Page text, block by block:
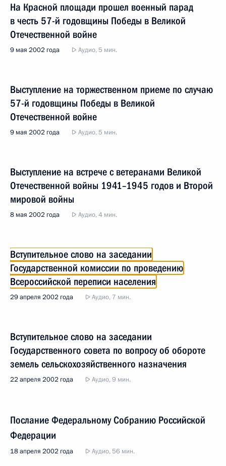
На Красной площади прошел военный парад
в честь 57-й годовщины Победы в Великой
Отечественной войне
9 мая 2002 года Аудио, 5 мин.
Выступление на торжественном приеме по случаю
57-й годовщины Победы в Великой
Отечественной войне
9 мая 2002 года Аудио, 5 мин.
Выступление на встрече с ветеранами Великой
Отечественной войны 1941–1945 годов и Второй
мировой войны
8 мая 2002 года Аудио, 4 мин.
Вступительное слово на заседании
Государственной комиссии по проведению
Всероссийской переписи населения
29 апреля 2002 года Аудио, 7 мин.
Вступительное слово на заседании
Государственного совета по вопросу об обороте
земель сельскохозяйственного назначения
22 апреля 2002 года Аудио, 9 мин.
Послание Федеральному Собранию Российской
Федерации
18 апреля 2002 года Аудио, 56 мин.